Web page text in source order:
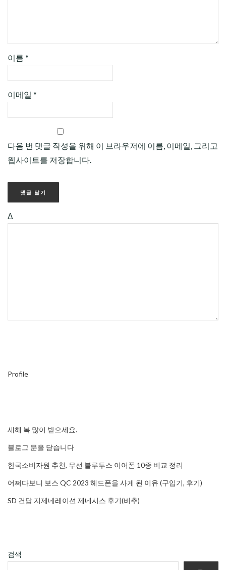
이름 *
이메일 *
다음 번 댓글 작성을 위해 이 브라우저에 이름, 이메일, 그리고
웹사이트를 저장합니다.
Δ
Profile
새해 복 많이 받으세요.
블로그 문을 닫습니다
한국소비자원 추천, 무선 블루투스 이어폰 10종 비교 정리
어쩌다보니 보스 QC 2023 헤드폰을 사게 된 이유 (구입기, 후기)
SD 건담 지제네레이션 제네시스 후기(비추)
검색